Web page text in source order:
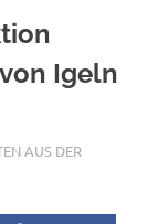
Igeln
AUS DER